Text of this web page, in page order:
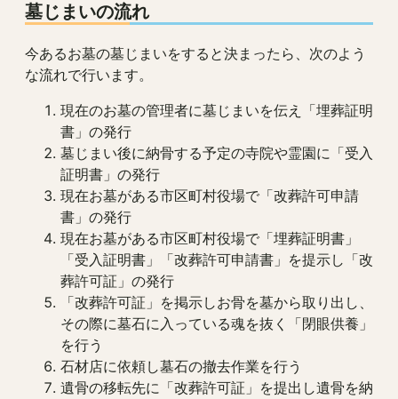
墓じまいの流れ
今あるお墓の墓じまいをすると決まったら、次のよう
な流れで行います。
現在のお墓の管理者に墓じまいを伝え「埋葬証明
書」の発行
墓じまい後に納骨する予定の寺院や霊園に「受入
証明書」の発行
現在お墓がある市区町村役場で「改葬許可申請
書」の発行
現在お墓がある市区町村役場で「埋葬証明書」
「受入証明書」「改葬許可申請書」を提示し「改
葬許可証」の発行
「改葬許可証」を掲示しお骨を墓から取り出し、
その際に墓石に入っている魂を抜く「閉眼供養」
を行う
石材店に依頼し墓石の撤去作業を行う
遺骨の移転先に「改葬許可証」を提出し遺骨を納